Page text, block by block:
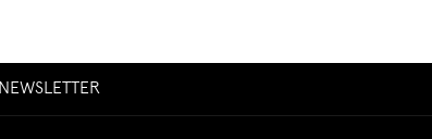
NEWSLETTER
DANS